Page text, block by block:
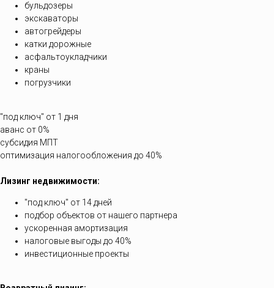
бульдозеры
экскаваторы
автогрейдеры
катки дорожные
асфальтоукладчики
краны
погрузчики
"под ключ" от 1 дня
аванс от 0%
субсидия МПТ
оптимизация налогообложения до 40%
Лизинг недвижимости:
"под ключ" от 14 дней
подбор объектов от нашего партнера
ускоренная амортизация
налоговые выгоды до 40%
инвестиционные проекты